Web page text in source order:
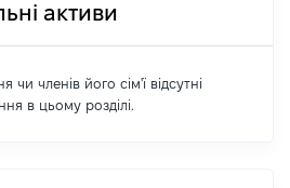
активи
чи членів його сім'ї відсутні
в цьому розділі.